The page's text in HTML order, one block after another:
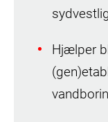
Hjælper